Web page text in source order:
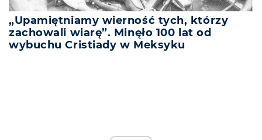
„Upamiętniamy wierność tych, którzy
zachowali wiarę”. Minęło 100 lat od
wybuchu Cristiady w Meksyku